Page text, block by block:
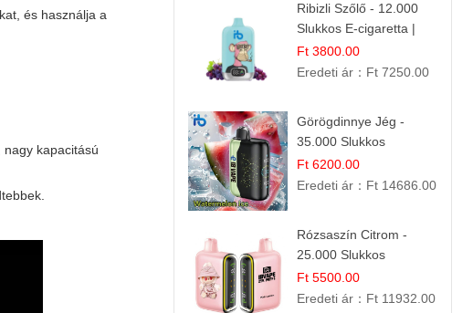
és használja a
kapacitású
Ribizli Szőlő - 12.000
Slukkos E-cigaretta |
Kifinomult Gyümölcs Íz
Ft 3800.00
Eredeti ár： Ft 7250.00
Görögdinnye Jég -
35.000 Slukkos
eldobható vape |
IBVape Bar Frissítő
Ft 6200.00
Eredeti ár： Ft 14686.00
Rózsaszín Citrom -
25.000 Slukkos
eldobható e-Cigaretta |
IBvape Bar
Ft 5500.00
Eredeti ár： Ft 11932.00